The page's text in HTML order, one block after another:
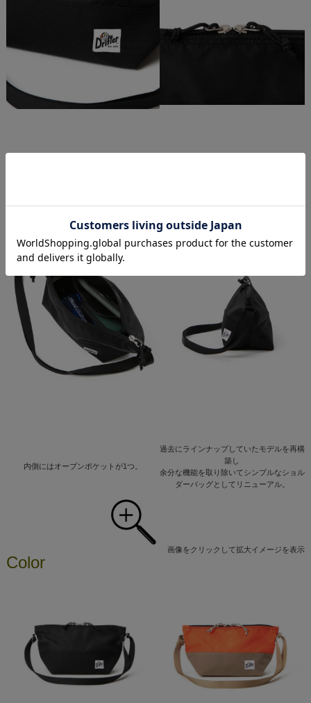
内側にはオープンポケットが1つ。
過去にラインナップしていたモデルを再構
築し
余分な機能を取り除いてシンプルなショル
ダーバッグとしてリニューアル。
画像をクリックして拡大イメージを表示
Color